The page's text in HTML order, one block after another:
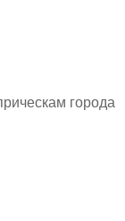
города